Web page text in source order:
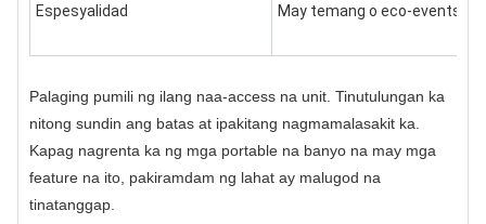
Espesyalidad May temang o eco-events
Palaging pumili ng ilang naa-access na unit. Tinutulungan ka
nitong sundin ang batas at ipakitang nagmamalasakit ka.
Kapag nagrenta ka ng mga portable na banyo na may mga
feature na ito, pakiramdam ng lahat ay malugod na
tinatanggap.